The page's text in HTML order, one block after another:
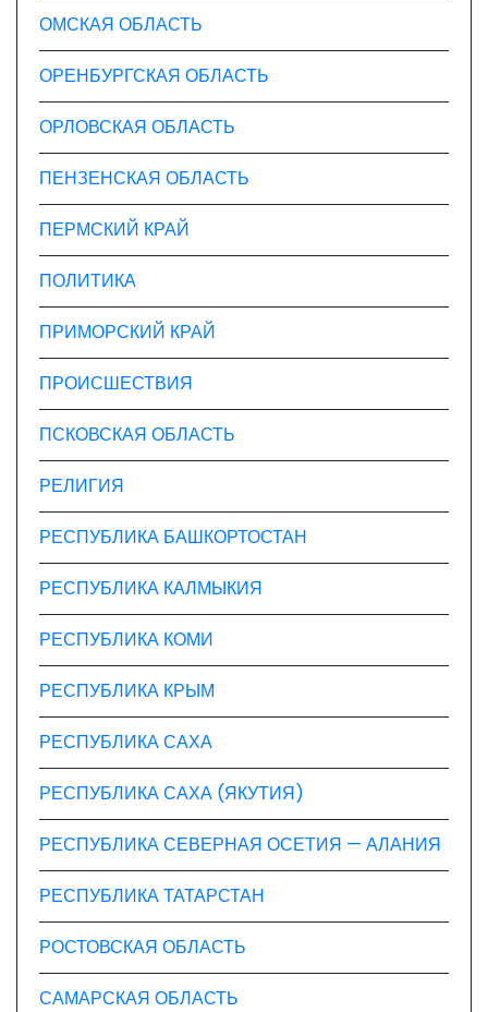
ОМСКАЯ ОБЛАСТЬ
ОРЕНБУРГСКАЯ ОБЛАСТЬ
ОРЛОВСКАЯ ОБЛАСТЬ
ПЕНЗЕНСКАЯ ОБЛАСТЬ
ПЕРМСКИЙ КРАЙ
ПОЛИТИКА
ПРИМОРСКИЙ КРАЙ
ПРОИСШЕСТВИЯ
ПСКОВСКАЯ ОБЛАСТЬ
РЕЛИГИЯ
РЕСПУБЛИКА БАШКОРТОСТАН
РЕСПУБЛИКА КАЛМЫКИЯ
РЕСПУБЛИКА КОМИ
РЕСПУБЛИКА КРЫМ
РЕСПУБЛИКА САХА
РЕСПУБЛИКА САХА (ЯКУТИЯ)
РЕСПУБЛИКА СЕВЕРНАЯ ОСЕТИЯ — АЛАНИЯ
РЕСПУБЛИКА ТАТАРСТАН
РОСТОВСКАЯ ОБЛАСТЬ
САМАРСКАЯ ОБЛАСТЬ